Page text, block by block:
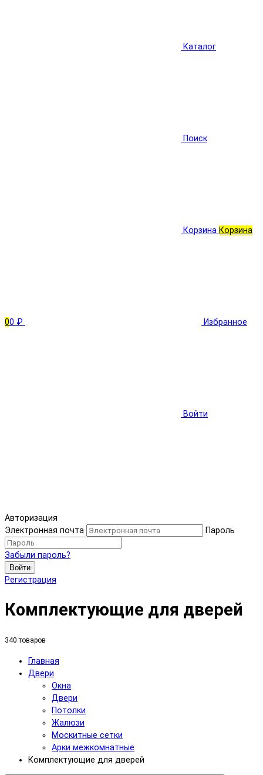
Каталог
Поиск
Корзина Корзина
00 ₽ Избранное
Войти
Авторизация
Электронная почта
Пароль
Забыли пароль?
Войти
Регистрация
Комплектующие для дверей
340 товаров
Главная
Двери
Окна
Двери
Потолки
Жалюзи
Москитные сетки
Арки межкомнатные
Комплектующие для дверей